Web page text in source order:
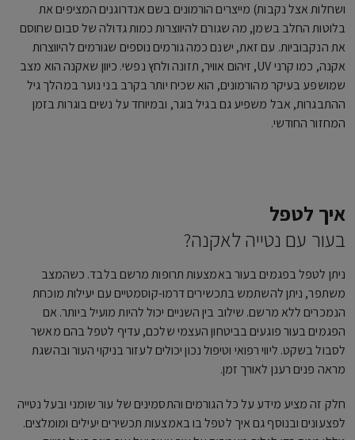
ושחלות אצל נקבות) מייצרים הורמונים בשם אנדרוגנים המציפים את
בלוטות החלב בשמן, מה שגורם להיווצרות כמות גדולה של סבום שחוסם
את הנקבוביות. עם זאת, ישנם כמה גורמים נוספים שגורמים להיווצרות
אקנה, כמו קרני UV, זיהום אוויר, תזונה ולחץ נפשי. כיוון שאקנה הוא מצב
שמושפע בעיקר מהורמונים, הוא שכיח יותר בקרב בני נוער במהלך גיל
ההתבגרות, אבל משפיע גם בגיל בוגר, ובמיוחד על נשים בוגרות בזמן
המחזור החודשי.
איך לטפל
בעור עם נטייה לאקנה?
ניתן לטפל בפגמים בעור באמצעות תרופות מרשם בלבד. כשהמצב
משתפר, ניתן להשתמש בתכשירים דרמו-קוסמטיים עם יעילות מוכחת
הנמכרים ללא מרשם. שילוב בין השניים יכול להיות מועיל ביותר. אם
הפגמים בעור פוגעים בביטחון העצמי שלכם, עדיף לטפל בהם מאשר
לסבול בשקט. ליווי רפואי וטיפול נכון יכולים לעזור בניקוי העור ובהשגת
מראה פנים רענן לאורך זמן.
חלק זה מציע מידע על כל הגורמים והתסמינים של עור שומני ובעל נטייה
לפצעונים ובנוסף גם איך לטפל בו באמצעות תכשירים יעילים ומומלצים.